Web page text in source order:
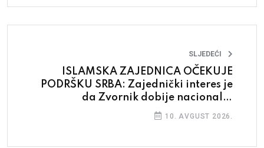
SLJEDEĆI
ISLAMSKA ZAJEDNICA OČEKUJE
PODRŠKU SRBA: Zajednički interes je
da Zvornik dobije nacionalni
10. AVGUST 2026.